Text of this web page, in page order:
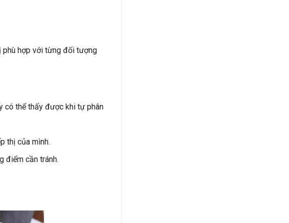
phù hợp với từng đối tượng
có thể thấy được khi tự phân
thị của mình.
điểm cần tránh.